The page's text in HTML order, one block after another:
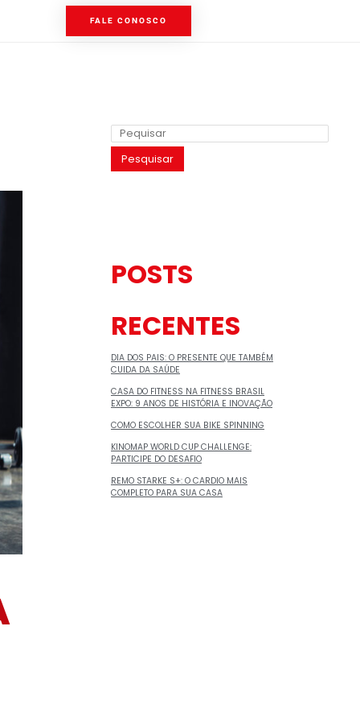
FALE CONOSCO
Pesquisar
POSTS
RECENTES
DIA DOS PAIS: O PRESENTE QUE TAMBÉM
CUIDA DA SAÚDE
CASA DO FITNESS NA FITNESS BRASIL
EXPO: 9 ANOS DE HISTÓRIA E INOVAÇÃO
COMO ESCOLHER SUA BIKE SPINNING
KINOMAP WORLD CUP CHALLENGE:
PARTICIPE DO DESAFIO
REMO STARKE S+: O CARDIO MAIS
COMPLETO PARA SUA CASA